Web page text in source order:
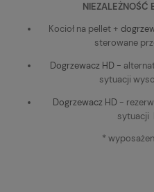
NIEZALEŻNOŚĆ
Kocioł na pellet +
sterowane
Dogrzewacz HD-
sytuacji
Dogrzewacz HD -
sytuacji
*